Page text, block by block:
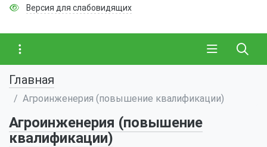
Версия для слабовидящих
Главная
Агроинженерия (повышение квалификации)
Агроинженерия (повышение
квалификации)